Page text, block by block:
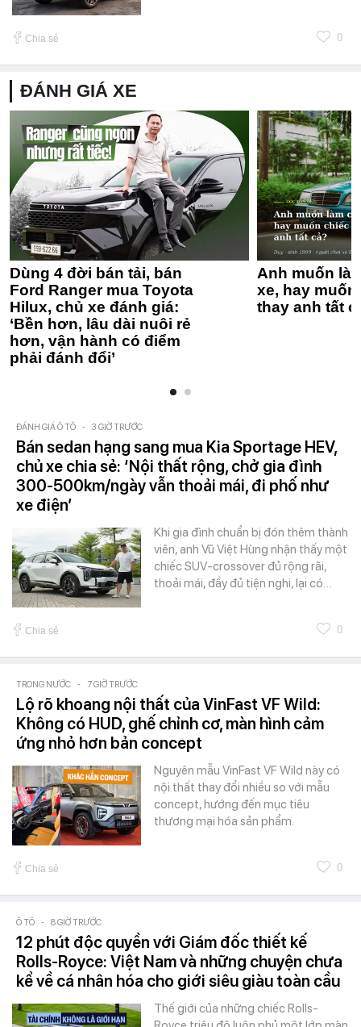
Chia sẻ 0
ĐÁNH GIÁ XE
Dùng 4 đời bán tải, bán
Ford Ranger mua Toyota
Hilux, chủ xe đánh giá:
‘Bền hơn, lâu dài nuôi rẻ
hơn, vận hành có điểm
phải đánh đổi’
Anh muốn
xe, hay
thay anh tất
ĐÁNH GIÁ Ô TÔ - 3 GIỜ TRƯỚC
Bán sedan hạng sang mua Kia Sportage HEV,
chủ xe chia sẻ: ‘Nội thất rộng, chở gia đình
300-500km/ngày vẫn thoải mái, đi phố như
xe điện’
Khi gia đình chuẩn bị đón thêm thành
viên, anh Vũ Việt Hùng nhận thấy một
chiếc SUV-crossover đủ rộng rãi,
thoải mái, đầy đủ tiện nghi, lại có…
Chia sẻ 0
TRONG NƯỚC - 7 GIỜ TRƯỚC
Lộ rõ khoang nội thất của VinFast VF Wild:
Không có HUD, ghế chỉnh cơ, màn hình cảm
ứng nhỏ hơn bản concept
Nguyên mẫu VinFast VF Wild này có
nội thất thay đổi nhiều so với mẫu
concept, hướng đến mục tiêu
thương mại hóa sản phẩm.
Chia sẻ 0
Ô TÔ - 8 GIỜ TRƯỚC
12 phút độc quyền với Giám đốc thiết kế
Rolls-Royce: Việt Nam và những chuyện chưa
kể về cá nhân hóa cho giới siêu giàu toàn cầu
Thế giới của những chiếc Rolls-